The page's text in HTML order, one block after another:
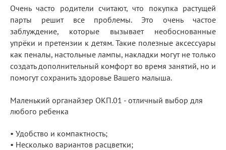
Очень часто родители считают, что покупка растущей
парты решит все проблемы. Это очень частое
заблуждение, которые вызывает необоснованные
упрёки и претензии к детям. Такие полезные аксессуары
как пеналы, настольные лампы, накладки могут не только
создать дополнительный комфорт во время занятий, но и
помогут сохранить здоровье Вашего малыша.
Маленький органайзер ОКП.01 - отличный выбор для
любого ребенка
• Удобство и компактность;
• Несколько вариантов расцветки;